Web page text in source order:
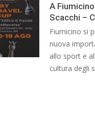
A
Scacchi –
Fiumicino si
nuova
allo sport e
cultura degli